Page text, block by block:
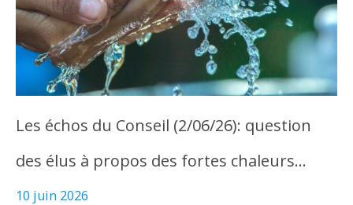
Les échos du Conseil (2/06/26): question
des élus à propos des fortes chaleurs…
10 juin 2026